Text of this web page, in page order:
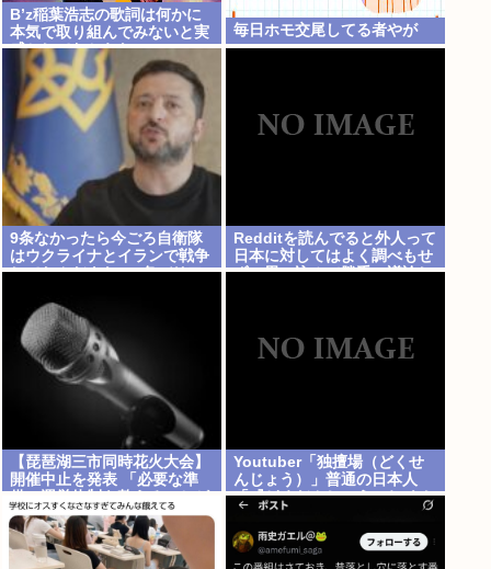
B’z稲葉浩志の歌詞は何かに
本気で取り組んでみないと実
感としてわからない
毎日ホモ交尾してる者やが
9条なかったら今ごろ自衛隊
はウクライナとイランで戦争
してたんだよな…9条バリア
Redditを読んでると外人って
日本に対してはよく調べもせ
ずに思い込みで勝手に議論し
【琵琶湖三市同時花火大会】
開催中止を発表 「必要な準
備・運営体制を整えることが
困難」 22日の開催予定…3市
は関与否定
Youtuber「独擅場（どくせ
んじょう）」普通の日本人
「『どくだんじょう』ね もし
かして中国人？」er「それは
独壇場」